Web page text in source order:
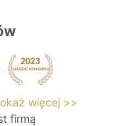
więcej >>
firmą